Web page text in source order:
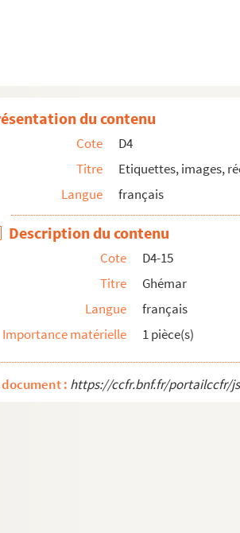
de Lille
du contenu
Cote
D4
Titre
Etiquettes, images,
Langue
français
Description du contenu
Cote
D4-15
Titre
Ghémar
Langue
français
Importance matérielle
1 pièce(s)
: https://ccfr.bnf.fr/portailccfr/